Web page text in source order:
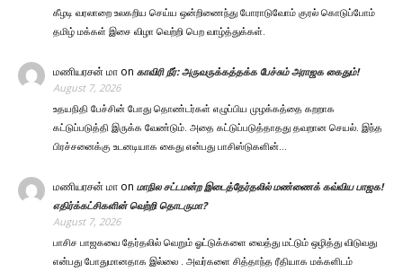
கீழடி வரலாறை உலகறிய செய்ய ஒன்றிணைந்து போராடுவோம் குரல் கொடுப்போம்
தமிழ் மக்கள் இசை விழா வெற்றி பெற வாழ்த்துக்கள்.
மணியரசன் மா on காவிரி நீர்: அருவருக்கத்தக்க பேச்சும் அராஜக கைதும்!
August 7, 2026
உதயநிதி பேச்சின் போது தொண்டர்கள் எழுப்பிய முழக்கத்தை கறறாக
கட்டுப்படுத்தி இருக்க வேண்டும். அதை கட்டுப்படுத்தாதது தவறான செயல். இந்த
பிரச்சனைக்கு உடனடியாக கைது என்பது பாசிஸ்டுகளின்…
மணியரசன் மா on மாநில சட்டமன்ற இடைத்தேர்தலில் மண்ணைக் கவ்விய பாஜக!
எதிர்க்கட்சிகளின் வெற்றி தொடருமா?
August 7, 2026
பாசிச பாஜகவை தேர்தலில் வெறும் ஓட்டுக்களை வைத்து மட்டும் ஒழித்து விடுவது
என்பது போதுமானதாக இல்லை . அவர்களை சித்தாந்த ரீதியாக மக்களிடம்